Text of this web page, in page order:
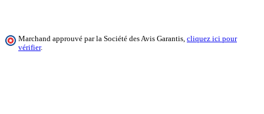
Marchand approuvé par la Société des Avis Garantis, cliquez ici pour
vérifier.